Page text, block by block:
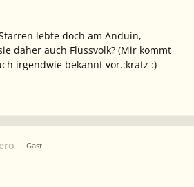
lebte doch am Anduin,
daher auch Flussvolk? (Mir kommt
irgendwie bekannt vor.:kratz :)
Gast